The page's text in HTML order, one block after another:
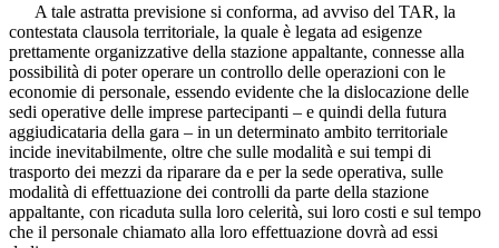
A tale astratta previsione si conforma, ad avviso del TAR, la
contestata clausola territoriale, la quale è legata ad esigenze
prettamente organizzative della stazione appaltante, connesse alla
possibilità di poter operare un controllo delle operazioni con le
economie di personale, essendo evidente che la dislocazione delle
sedi operative delle imprese partecipanti – e quindi della futura
aggiudicataria della gara – in un determinato ambito territoriale
incide inevitabilmente, oltre che sulle modalità e sui tempi di
trasporto dei mezzi da riparare da e per la sede operativa, sulle
modalità di effettuazione dei controlli da parte della stazione
appaltante, con ricaduta sulla loro celerità, sui loro costi e sul tempo
che il personale chiamato alla loro effettuazione dovrà ad essi